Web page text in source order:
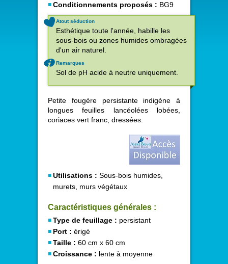
Conditionnements proposés : BG9
Atout séduction
Esthétique toute l'année, habille les
sous-bois ou zones humides ombragées
d'un air naturel.
Remarques
Sol de pH acide à neutre uniquement.
Petite fougère persistante indigène à
longues feuilles lancéolées lobées,
coriaces vert franc, dressées.
Utilisations : Sous-bois humides,
murets, murs végétaux
Caractéristiques générales :
Type de feuillage : persistant
Port : érigé
Taille : 60 cm x 60 cm
Croissance : lente à moyenne